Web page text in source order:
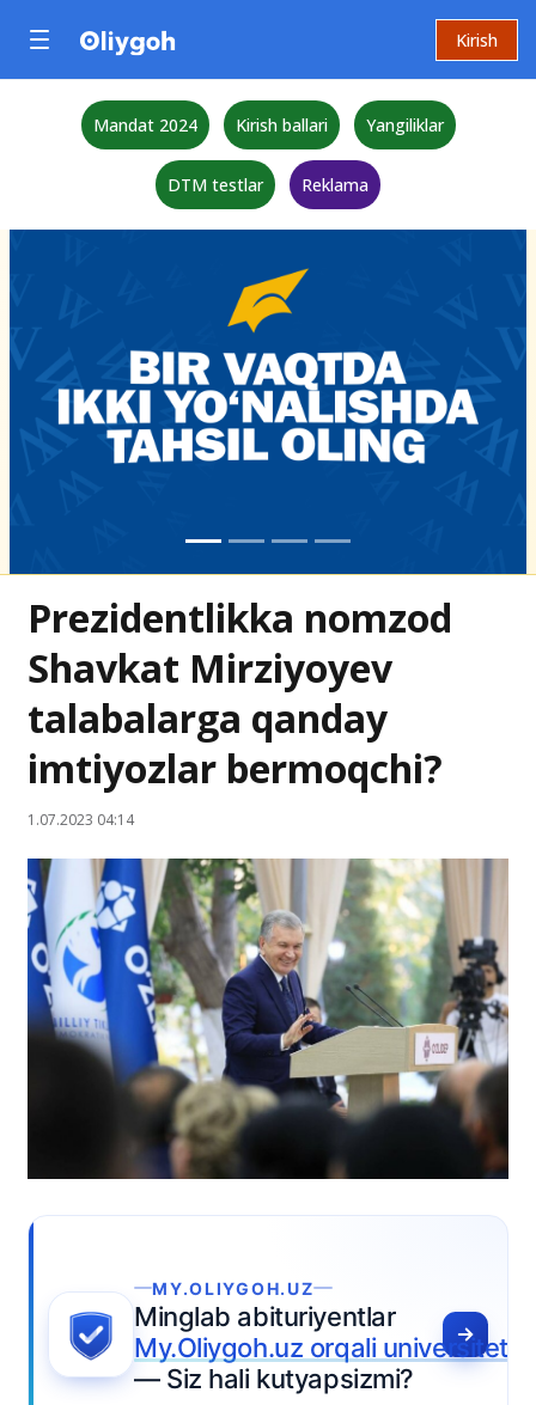
Kirish
Mandat 2024 Kirish ballari Yangiliklar
DTM testlar Reklama
Prezidentlikka nomzod
Shavkat Mirziyoyev
talabalarga qanday
imtiyozlar bermoqchi?
1.07.2023 04:14
MY.OLIYGOH.UZ
Minglab abituriyentlar
My.Oliygoh.uz orqali universitet
— Siz hali kutyapsizmi?